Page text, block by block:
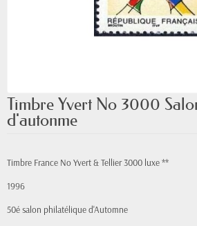
Timbre Yvert No 3000
d'autonme
Timbre France No Yvert & Tellier 3000 luxe **
1996
50é salon philatélique d'Automne